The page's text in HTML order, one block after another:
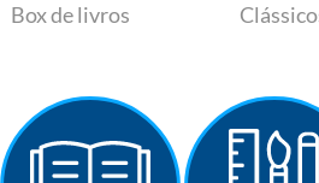
Box de livros